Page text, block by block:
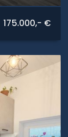
175.000,- €